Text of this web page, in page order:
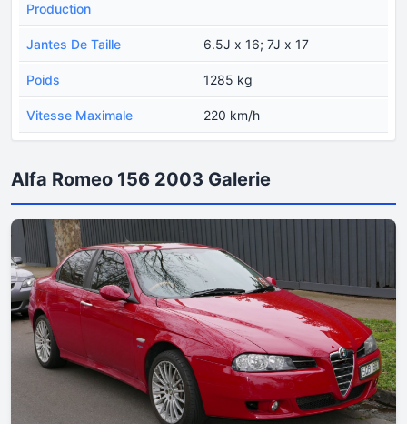
Production
Jantes De Taille 6.5J x 16; 7J x 17
Poids 1285 kg
Vitesse Maximale 220 km/h
Alfa Romeo 156 2003 Galerie